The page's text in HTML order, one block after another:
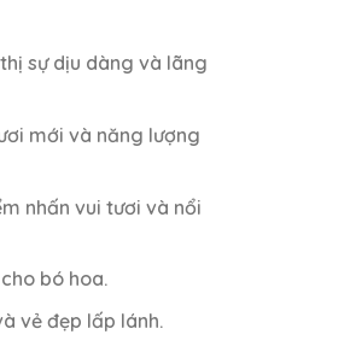
sự dịu dàng và lãng
mới và năng lượng
nhấn vui tươi và nổi
bó hoa.
vẻ đẹp lấp lánh.